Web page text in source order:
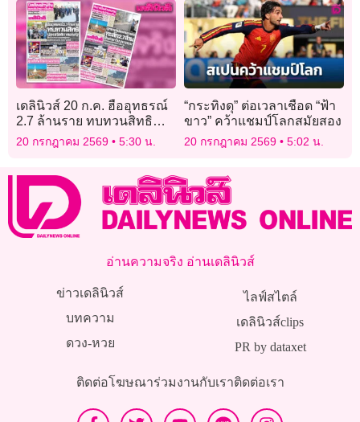
เดลินิวส์ 20 ก.ค. ฮืออุทธรณ์
2.7 ล้านราย ทบทวนสิทธิ
บัตรสวัสดิภารแห่งรัฐ
20 กรกฎาคม 2569 5:30 น.
“กระทิงดุ” ต่อเวลาเชือด “ฟ้า
ขาว” คว้าแชมป์โลกสมัยสอง
20 กรกฎาคม 2569 5:02 น.
อ่านความจริง อ่านเดลินิวส์
ข่าวเดลินิวส์
บทความ
ดวง-หวย
ไลฟ์สไตล์
เดลินิวส์clips
PR by dataxet
ติดต่อโฆษณาร่วมงานกับเราติดต่อเรา